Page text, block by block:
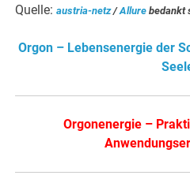
Quelle:austria-netz/Allure bedankt
Orgon – Lebensenergie der
Orgonenergie –